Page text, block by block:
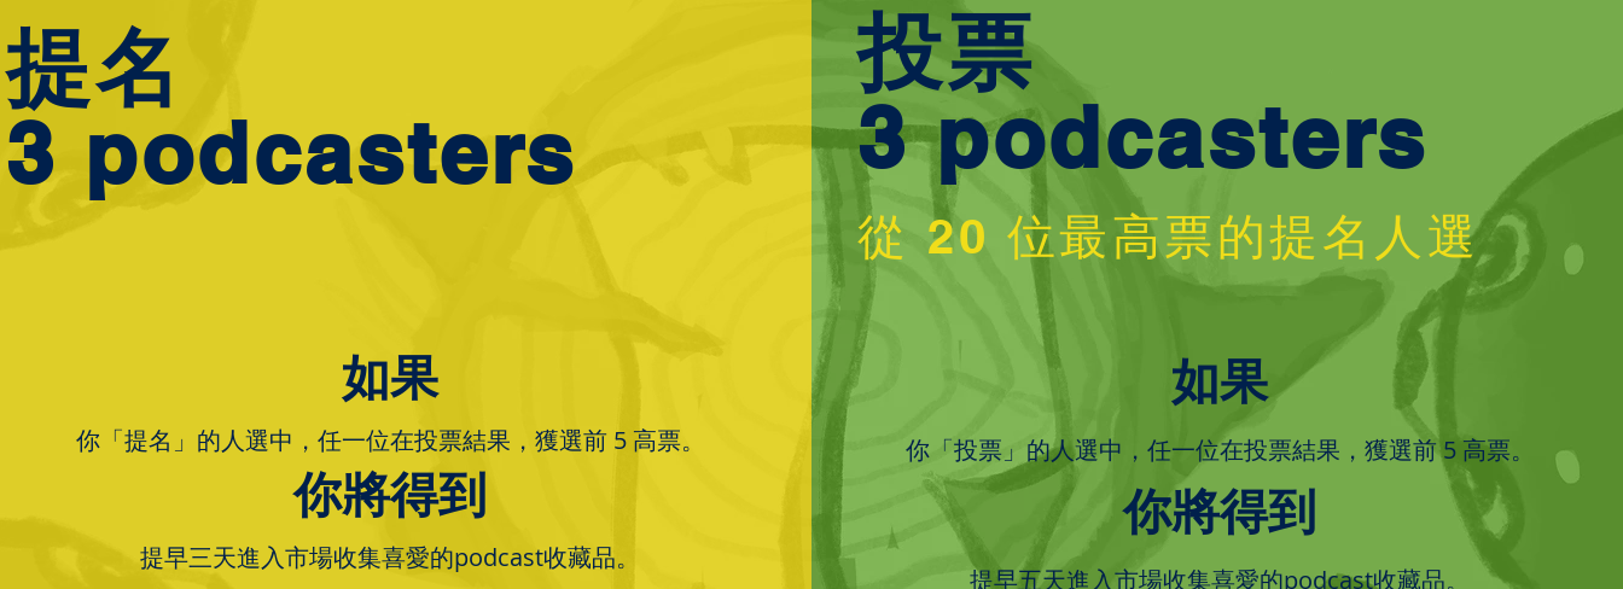
提名
3 podcasters
如果
你「提名」的人選中，任一位在投票結果，獲選前 5 高票。
你將得到
提早三天進入市場收集喜愛的podcast收藏品。
投票
3 podcasters
從 20 位最高票的提名人選
如果
你「投票」的人選中 ，任一位在投票結果 ，獲選前 5 高票。
你將得到
提早五天進入市場收集喜愛的podcast收藏品。